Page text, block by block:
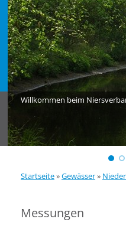
Willkommen beim
Startseite»Gewässer»
Messungen